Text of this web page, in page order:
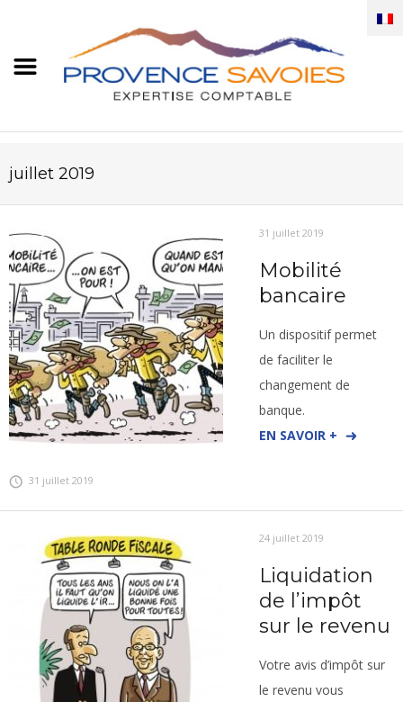
juillet 2019
31 juillet 2019
Mobilité
bancaire
Un dispositif permet
de faciliter le
changement de
banque.
EN SAVOIR +
31 juillet 2019
24 juillet 2019
Liquidation
de l’impôt
sur le revenu
Votre avis d’impôt sur
le revenu vous